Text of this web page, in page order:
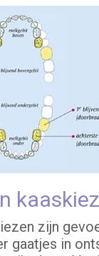
zijn
gaatjes in